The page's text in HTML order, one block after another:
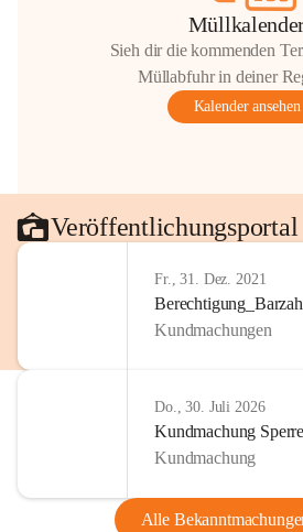
Sieh dir die kommenden
Müllabfuhr in deiner
Kalender ansehen
Veröffentlichungsportal
Fr., 31. Dez. 2021
Kundmachungen
Do., 30. Juli 2026
Kundmachung
Kundmachung
Alle